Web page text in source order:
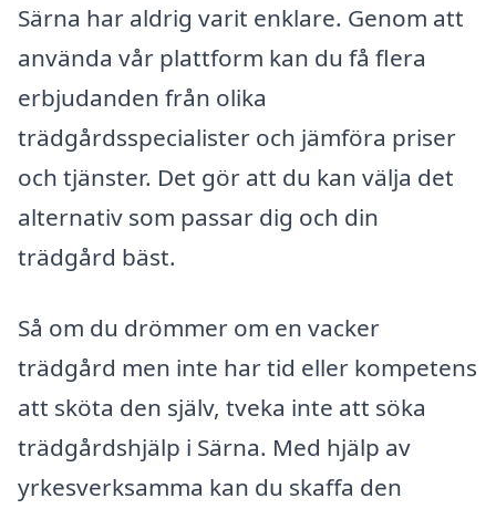
Särna har aldrig varit enklare. Genom att
använda vår plattform kan du få flera
erbjudanden från olika
trädgårdsspecialister och jämföra priser
och tjänster. Det gör att du kan välja det
alternativ som passar dig och din
trädgård bäst.
Så om du drömmer om en vacker
trädgård men inte har tid eller kompetens
att sköta den själv, tveka inte att söka
trädgårdshjälp i Särna. Med hjälp av
yrkesverksamma kan du skaffa den